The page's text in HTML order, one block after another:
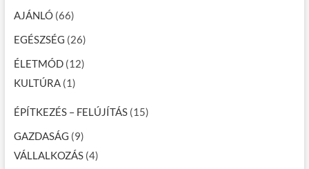
AJÁNLÓ(66)
EGÉSZSÉG (26)
ÉLETMÓD(12)
KULTÚRA(1)
ÉPÍTKEZÉS – FELÚJÍTÁS(15)
GAZDASÁG (9)
VÁLLALKOZÁS(4)